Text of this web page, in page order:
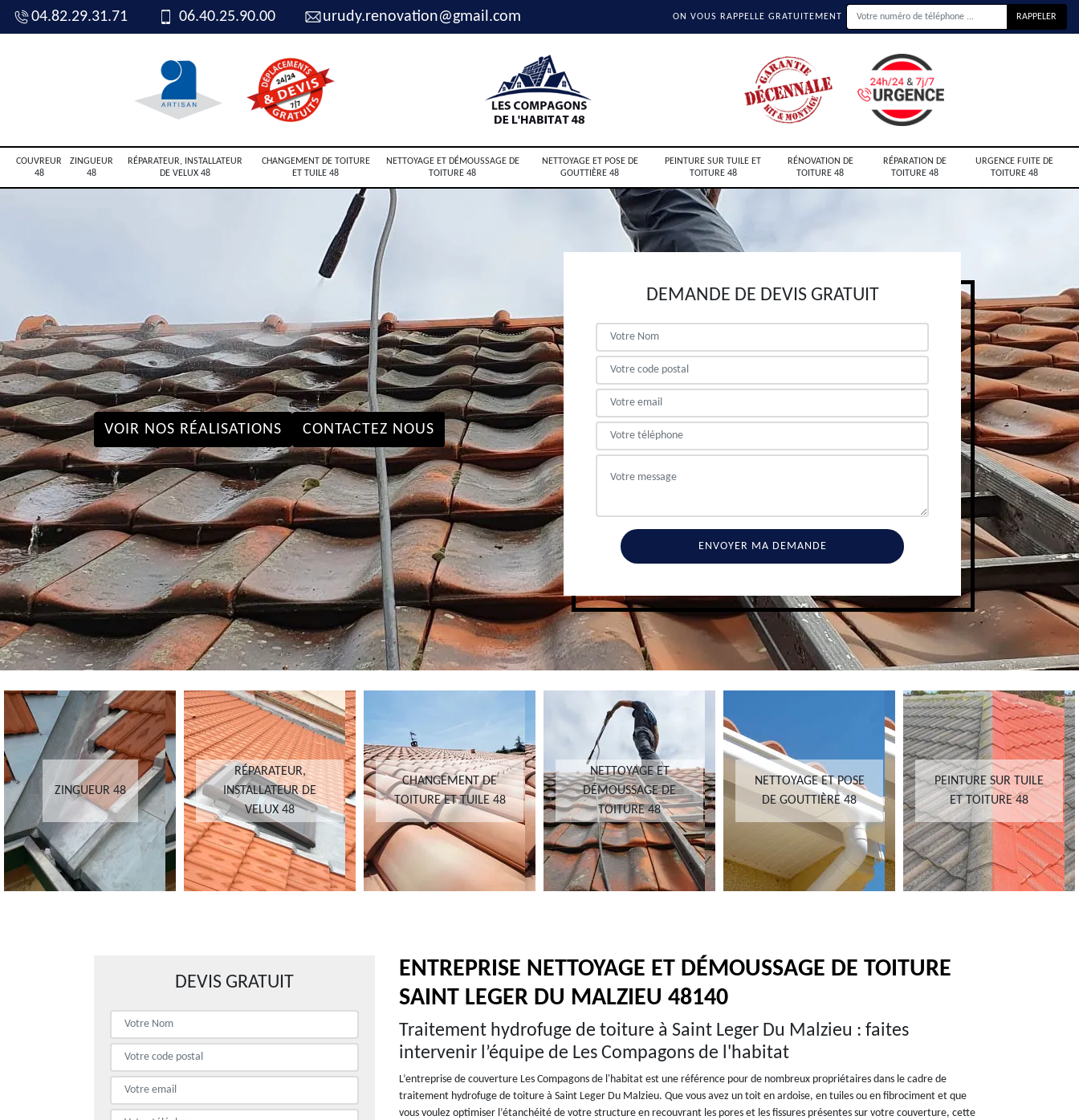
04.82.29.31.71 06.40.25.90.00 urudy.renovation@gmail.com ON VOUS RAPPELLE GRATUITEMENT
COUVREUR
48
ZINGUEUR
48
RÉPARATEUR, INSTALLATEUR
DE VELUX 48
CHANGEMENT DE TOITURE
ET TUILE 48
NETTOYAGE ET DÉMOUSSAGE DE
TOITURE 48
NETTOYAGE ET POSE DE
GOUTTIÈRE 48
PEINTURE SUR TUILE ET
TOITURE 48
RÉNOVATION DE
TOITURE 48
RÉPARATION DE
TOITURE 48
URGENCE FUITE DE
TOITURE 48
VOIR NOS RÉALISATIONS CONTACTEZ NOUS
DEMANDE DE DEVIS GRATUIT
ZINGUEUR 48
RÉPARATEUR,
INSTALLATEUR DE
VELUX 48
CHANGEMENT DE
TOITURE ET TUILE 48
NETTOYAGE ET
DÉMOUSSAGE DE
TOITURE 48
NETTOYAGE ET POSE
DE GOUTTIÈRE 48
PEINTURE SUR TUILE
ET TOITURE 48
DEVIS GRATUIT
ENTREPRISE NETTOYAGE ET DÉMOUSSAGE DE TOITURE
SAINT LEGER DU MALZIEU 48140
Traitement hydrofuge de toiture à Saint Leger Du Malzieu : faites
intervenir l’équipe de Les Compagons de l'habitat
L’entreprise de couverture Les Compagons de l'habitat est une référence pour de nombreux propriétaires dans le cadre de
traitement hydrofuge de toiture à Saint Leger Du Malzieu. Que vous avez un toit en ardoise, en tuiles ou en fibrociment et que
vous voulez optimiser l’étanchéité de votre structure en recouvrant les pores et les fissures présentes sur votre couverture, cette